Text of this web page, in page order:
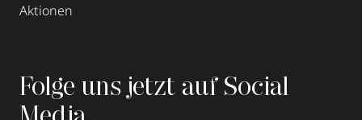
Aktionen
Folge uns jetzt auf Social